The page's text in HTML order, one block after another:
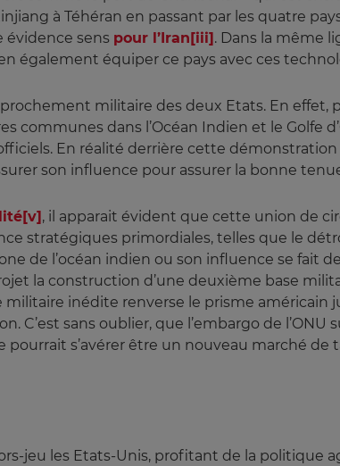
à Téhéran en passant par les quatre
évidence sens pour l’Iran[iii]. Dans la même
également équiper ce pays avec ces
militaire des deux Etats. En effet,
communes dans l’Océan Indien et le Golfe
En réalité derrière cette
son influence pour assurer la bonne
[v], il apparait évident que cette union de
stratégiques primordiales, telles que le
de l’océan indien ou son influence se fait
la construction d’une deuxième base
inédite renverse le prisme américain
sans oublier, que l’embargo de l’ONU
pourrait s’avérer être un nouveau marché de
jeu les Etats-Unis, profitant de la politique